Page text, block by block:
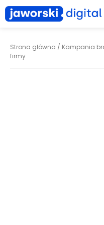
Strona główna / Kampania
firmy